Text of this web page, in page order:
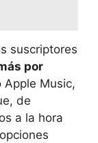
suscriptores
por
Music,
de
a la hora